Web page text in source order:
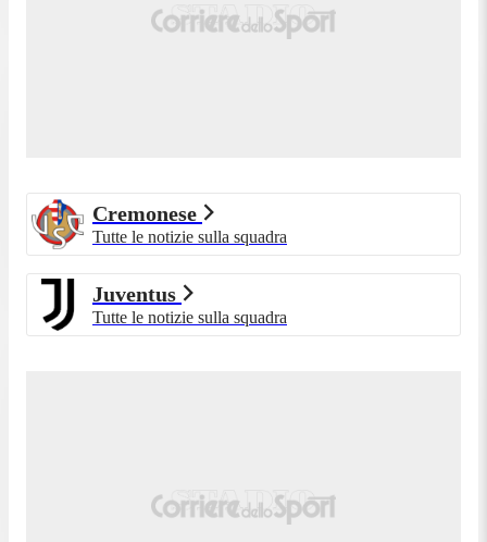
Cremonese
Tutte le notizie sulla squadra
Juventus
Tutte le notizie sulla squadra